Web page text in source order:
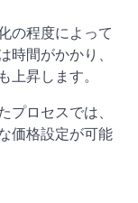
の程度によって
時間がかかり、
上昇します。
プロセスでは、
価格設定が可能